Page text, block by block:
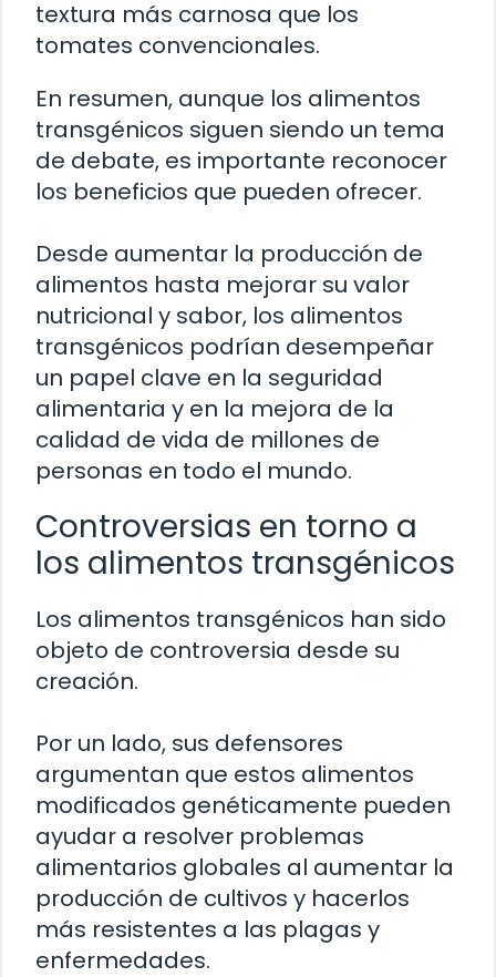
textura más carnosa que los
tomates convencionales.
En resumen, aunque los alimentos
transgénicos siguen siendo un tema
de debate, es importante reconocer
los beneficios que pueden ofrecer.
Desde aumentar la producción de
alimentos hasta mejorar su valor
nutricional y sabor, los alimentos
transgénicos podrían desempeñar
un papel clave en la seguridad
alimentaria y en la mejora de la
calidad de vida de millones de
personas en todo el mundo.
Controversias en torno a
los alimentos transgénicos
Los alimentos transgénicos han sido
objeto de controversia desde su
creación.
Por un lado, sus defensores
argumentan que estos alimentos
modificados genéticamente pueden
ayudar a resolver problemas
alimentarios globales al aumentar la
producción de cultivos y hacerlos
más resistentes a las plagas y
enfermedades.